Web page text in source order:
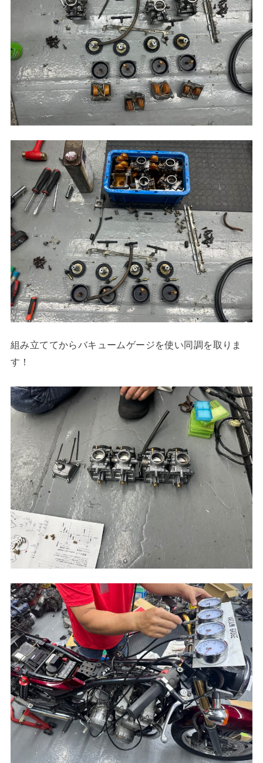
組み立ててからバキュームゲージを使い同調を取りま
す！